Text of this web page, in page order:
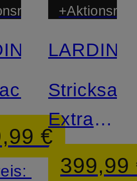
€
LARDINI
Extra
Slim Fit
399,99